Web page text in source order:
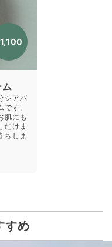
シアバ
す。
肌にも
けま
しま
すめ